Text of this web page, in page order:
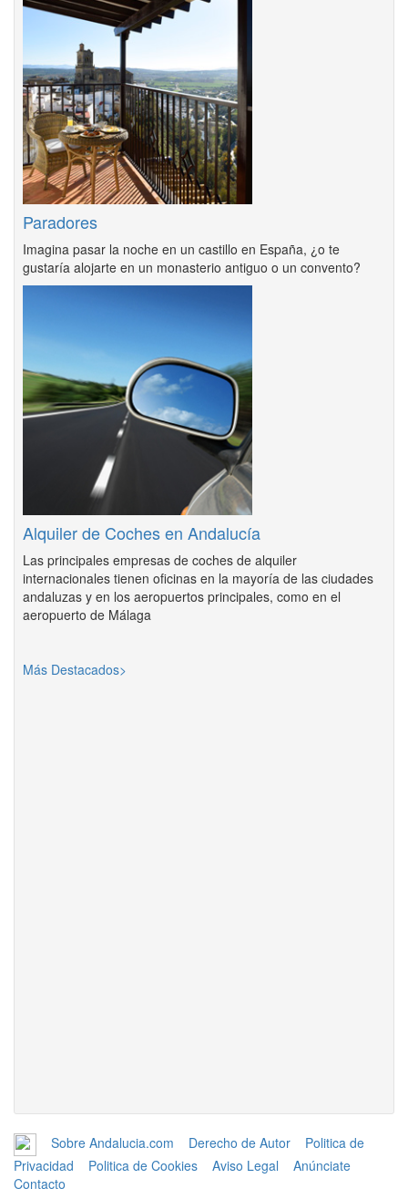
Paradores
Imagina pasar la noche en un castillo en España, ¿o te
gustaría alojarte en un monasterio antiguo o un convento?
Alquiler de Coches en Andalucía
Las principales empresas de coches de alquiler
internacionales tienen oficinas en la mayoría de las ciudades
andaluzas y en los aeropuertos principales, como en el
aeropuerto de Málaga
Más Destacados>
Sobre Andalucia.com Derecho de Autor
Politica de
Privacidad
Politica de Cookies Aviso Legal
Anúnciate
Contacto